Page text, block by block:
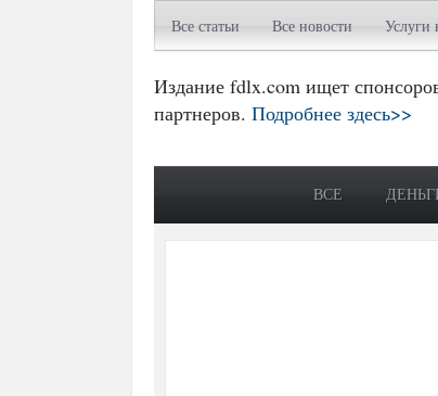
Все статьи Все новости Услуги
Издание fdlx.com ищет
партнеров. Подробнее здесь>>
ВСЕ